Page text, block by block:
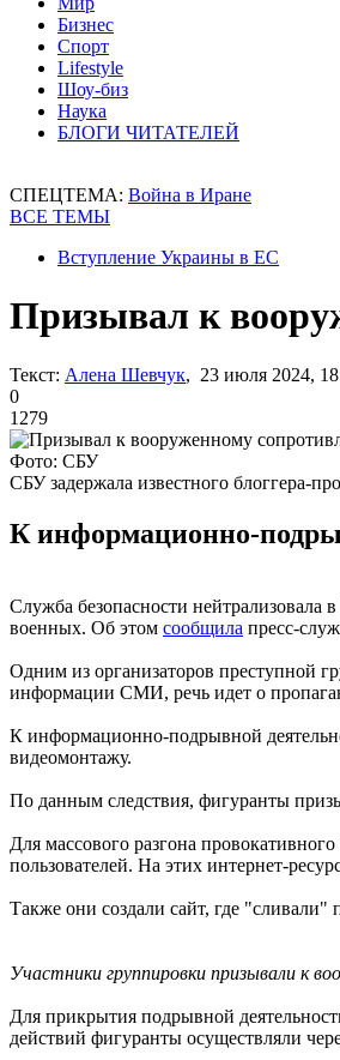
Бизнес
Спорт
Lifestyle
Шоу-биз
Наука
БЛОГИ ЧИТАТЕЛЕЙ
СПЕЦТЕМА: Война в Иране
ВСЕ ТЕМЫ
Вступление Украины в ЕС
Призывал к
Текст: Алена Шевчук, 23 июля 2024,
0
1279
Фото: СБУ
СБУ задержала известного блоггера-
К информационно-
Служба безопасности нейтрализовала
военных. Об этом сообщила пресс-
Одним из организаторов преступной
информации СМИ, речь идет о
К информационно-подрывной
видеомонтажу.
По данным следствия, фигуранты
Для массового разгона
пользователей. На этих интернет-
Также они создали сайт, где
Участники группировки призывали к
Для прикрытия подрывной
действий фигуранты осуществляли